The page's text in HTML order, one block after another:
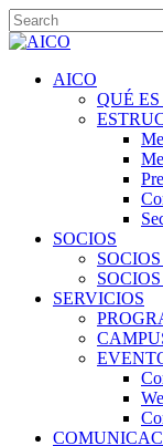
Skip
to
content
Close
Menu
AICO
QUÉ
SOCIOS
SERVICIOS